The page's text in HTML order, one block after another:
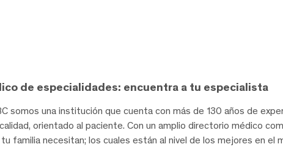
de especialidades: encuentra a tu especialista
somos una institución que cuenta con más de 130 años de
orientado al paciente. Con un amplio directorio médico
familia necesitan; los cuales están al nivel de los mejores en el